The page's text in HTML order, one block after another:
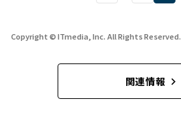
Copyright © ITmedia, Inc. All Rights Reserved.
関連情報